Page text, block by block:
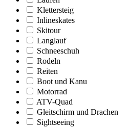
Klettersteig
Inlineskates
Skitour
Langlauf
Schneeschuh
Rodeln
Reiten
Boot und Kanu
Motorrad
ATV-Quad
Gleitschirm und Drachen
Sightseeing